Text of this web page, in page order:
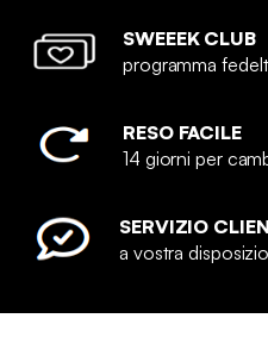
SWEEEK CLUB
programma
RESO FACILE
14 giorni per
SERVIZIO
a vostra